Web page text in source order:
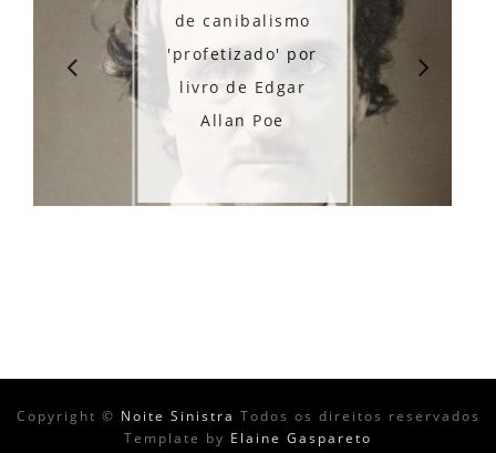
de canibalismo
'profetizado' por
livro de Edgar
Allan Poe
Copyright © Noite Sinistra Todos os direitos reservados
Template by Elaine Gaspareto